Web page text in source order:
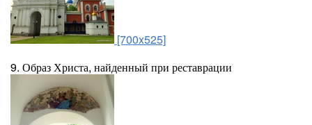
[700x525]
9. Образ Христа, найденный при реставрации